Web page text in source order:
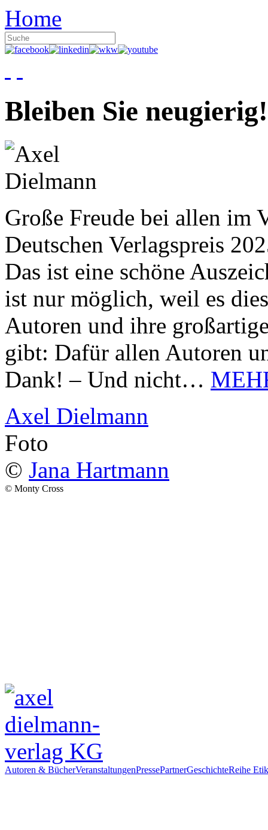
Home
Bleiben Sie neugierig!
Große Freude bei allen im
Deutschen Verlagspreis
Das ist eine schöne
ist nur möglich, weil es
Autoren und ihre
gibt: Dafür allen Autoren
Dank! – Und nicht…
Axel Dielmann
Foto
© Jana Hartmann
© Monty Cross
Autoren & BücherVeranstaltungenPressePartnerGeschichteReihe